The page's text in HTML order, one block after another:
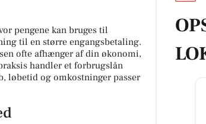
pengene kan bruges til
til en større engangsbetaling.
ofte afhænger af din økonomi,
handler et forbrugslån
løbetid og omkostninger passer